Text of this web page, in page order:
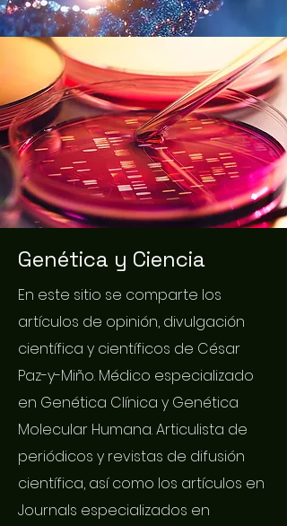
Genética y Ciencia
En este sitio se comparte los
artículos de opinión, divulgación
científica y científicos de César
Paz-y-Miño. Médico especializado
en Genética Clínica y Genética
Molecular Humana. Articulista de
periódicos y revistas de difusión
científica, así como los artículos en
Journals especializados en